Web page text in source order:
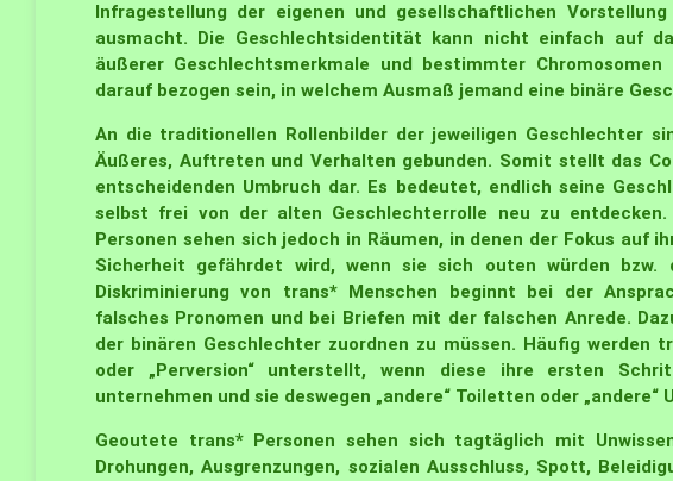
Infragestellung der eigenen und gesellschaftlichen
ausmacht. Die Geschlechtsidentität kann nicht einfach auf
äußerer Geschlechtsmerkmale und bestimmter
darauf bezogen sein, in welchem Ausmaß jemand eine binäre
An die traditionellen Rollenbilder der jeweiligen Geschlechter
Äußeres, Auftreten und Verhalten gebunden. Somit stellt das
entscheidenden Umbruch dar. Es bedeutet, endlich seine
selbst frei von der alten Geschlechterrolle neu zu
Personen sehen sich jedoch in Räumen, in denen der Fokus auf
Sicherheit gefährdet wird, wenn sie sich outen würden bzw.
Diskriminierung von trans* Menschen beginnt bei der
falsches Pronomen und bei Briefen mit der falschen Anrede.
der binären Geschlechter zuordnen zu müssen. Häufig werden
oder „Perversion“ unterstellt, wenn diese ihre ersten
unternehmen und sie deswegen „andere“ Toiletten oder
Geoutete trans* Personen sehen sich tagtäglich mit
Drohungen, Ausgrenzungen, sozialen Ausschluss, Spott,